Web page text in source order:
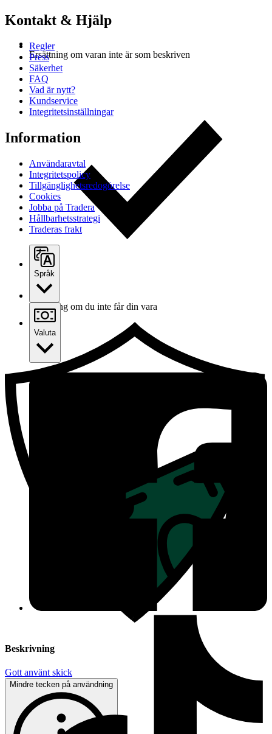
Ersättning om varan inte är som beskriven
Ersättning om du inte får din vara
Beskrivning
Gott använt skick
Mindre tecken på användning
Kontakt & Hjälp
Regler
Press
Säkerhet
FAQ
Vad är nytt?
Kundservice
Integritetsinställningar
Information
Användaravtal
Integritetspolicy
Tillgänglighetsredogörelse
Cookies
Jobba på Tradera
Hållbarhetsstrategi
Traderas frakt
Språk
Valuta